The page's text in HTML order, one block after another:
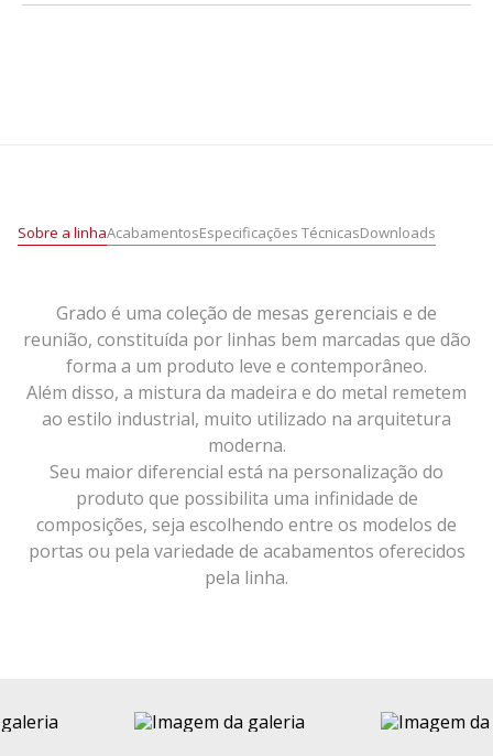
Sobre a linhaAcabamentosEspecificações TécnicasDownloads
Grado é uma coleção de mesas gerenciais e de
reunião, constituída por linhas bem marcadas que dão
forma a um produto leve e contemporâneo.
Além disso, a mistura da madeira e do metal remetem
ao estilo industrial, muito utilizado na arquitetura
moderna.
Seu maior diferencial está na personalização do
produto que possibilita uma infinidade de
composições, seja escolhendo entre os modelos de
portas ou pela variedade de acabamentos oferecidos
pela linha.